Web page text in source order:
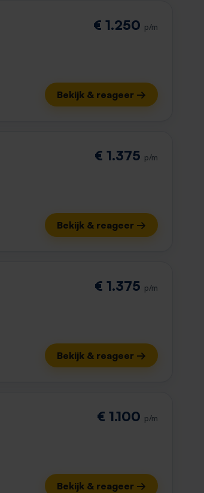
€ 1.250 p/m
Bekijk & reageer →
€ 1.375 p/m
Bekijk & reageer →
€ 1.375 p/m
Bekijk & reageer →
€ 1.100 p/m
Bekijk & reageer →